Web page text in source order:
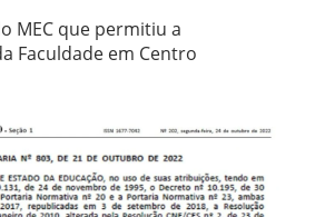
MEC que permitiu a
Faculdade em Centro